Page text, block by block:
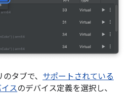
タブで、 サポートされている
スのデバイス定義を選択し、